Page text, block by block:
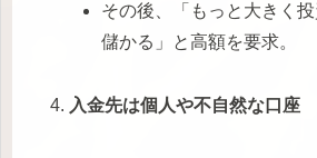
その後、「もっと大きく
儲かる」と高額を要求。
入金先は個人や不自然な口座